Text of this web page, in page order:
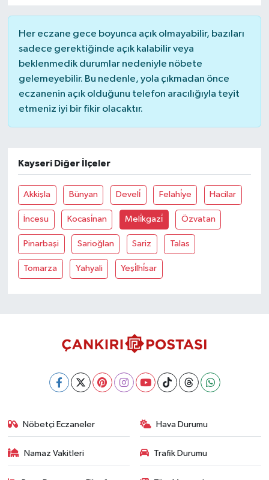
Her eczane gece boyunca açık olmayabilir, bazıları
sadece gerektiğinde açık kalabilir veya
beklenmedik durumlar nedeniyle nöbete
gelemeyebilir. Bu nedenle, yola çıkmadan önce
eczanenin açık olduğunu telefon aracılığıyla teyit
etmeniz iyi bir fikir olacaktır.
Kayseri Diğer İlçeler
Akkişla Bünyan Develi̇ Felahi̇ye Hacilar
İncesu Kocasi̇nan Meli̇kgazi̇ Özvatan
Pinarbaşi Sarioğlan Sariz Talas
Tomarza Yahyali Yeşi̇lhi̇sar
Nöbetçi Eczaneler Hava Durumu
Namaz Vakitleri Trafik Durumu